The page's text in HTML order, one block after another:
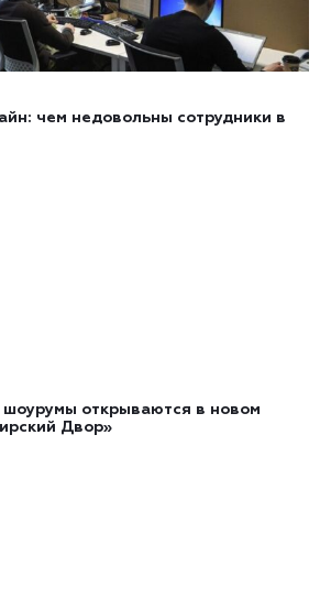
чем недовольны сотрудники в
шоурумы открываются в новом
Двор»